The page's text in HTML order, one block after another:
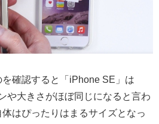
確認すると「iPhone SE」は
や大きさがほぼ同じになると言わ
はぴったりはまるサイズとなっ